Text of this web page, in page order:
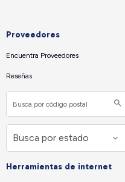
Proveedores
Encuentra Proveedores
Reseñas
Herramientas de internet